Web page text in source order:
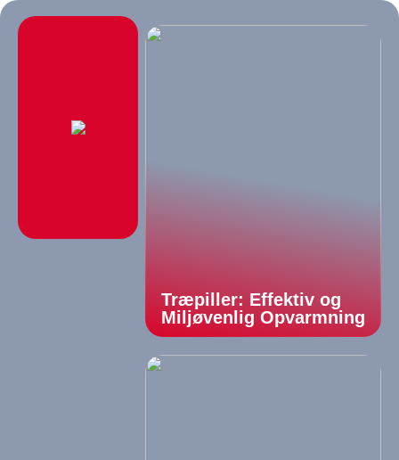
Træpiller: Effektiv og
Miljøvenlig Opvarmning